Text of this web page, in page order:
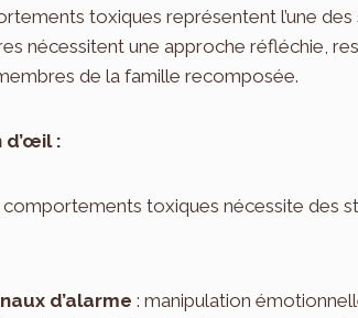
toxiques représentent l’une des
nécessitent une approche réfléchie,
de la famille recomposée.
d’œil :
comportements toxiques nécessite des
d’alarme : manipulation